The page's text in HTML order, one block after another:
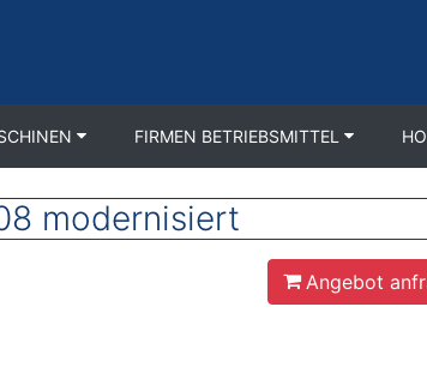
FIRMEN BETRIEBSMITTEL
modernisiert
Angebot